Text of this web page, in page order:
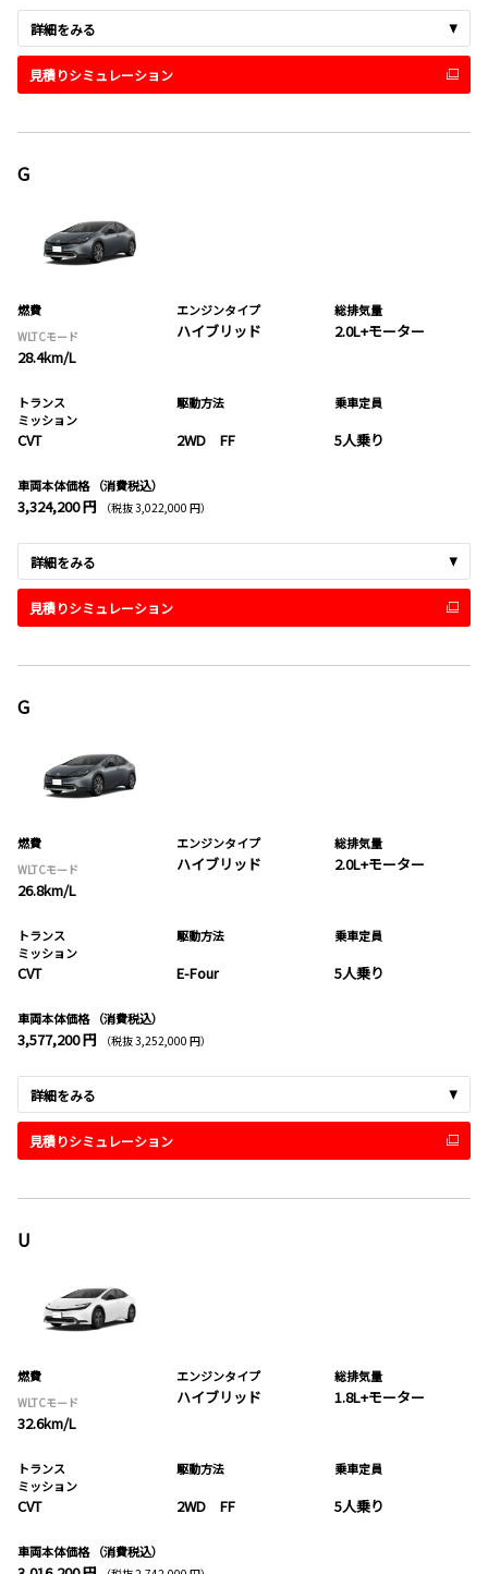
詳細をみる
見積りシミュレーション
G
燃費
WLTCモード
28.4km/L
エンジンタイプ
ハイブリッド
総排気量
2.0L+モーター
トランス
ミッション
CVT
駆動方法
2WD FF
乗車定員
5人乗り
車両本体価格 （消費税込）
3,324,200 円 （税抜 3,022,000 円）
詳細をみる
見積りシミュレーション
G
燃費
WLTCモード
26.8km/L
エンジンタイプ
ハイブリッド
総排気量
2.0L+モーター
トランス
ミッション
CVT
駆動方法
E-Four
乗車定員
5人乗り
車両本体価格 （消費税込）
3,577,200 円 （税抜 3,252,000 円）
詳細をみる
見積りシミュレーション
U
燃費
WLTCモード
32.6km/L
エンジンタイプ
ハイブリッド
総排気量
1.8L+モーター
トランス
ミッション
CVT
駆動方法
2WD FF
乗車定員
5人乗り
車両本体価格 （消費税込）